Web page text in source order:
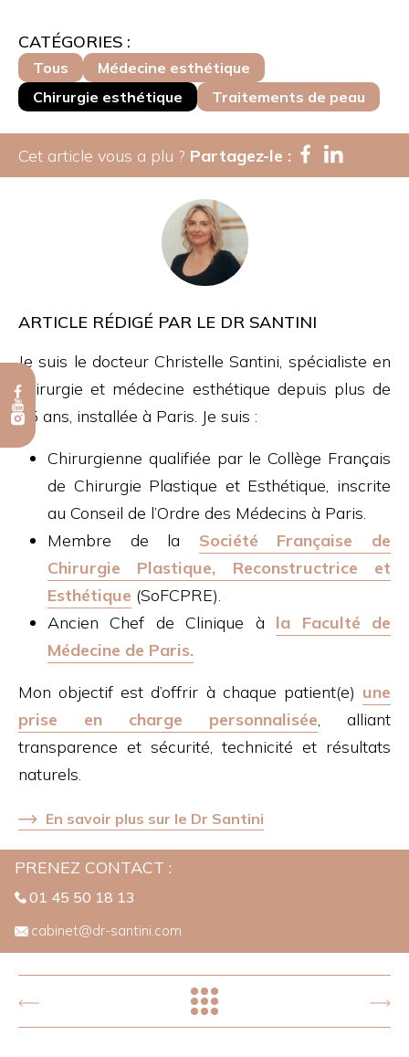
CATÉGORIES :
Tous
Médecine esthétique
Chirurgie esthétique
Traitements de peau
Cet article vous a plu ? Partagez-le :
ARTICLE RÉDIGÉ PAR LE DR SANTINI
Je suis le docteur Christelle Santini, spécialiste en
chirurgie et médecine esthétique depuis plus de
15 ans, installée à Paris. Je suis :
Chirurgienne qualifiée par le Collège Français
de Chirurgie Plastique et Esthétique, inscrite
au Conseil de l’Ordre des Médecins à Paris.
Membre de la Société Française de
Chirurgie Plastique, Reconstructrice et
Esthétique (SoFCPRE).
Ancien Chef de Clinique à la Faculté de
Médecine de Paris.
Mon objectif est d’offrir à chaque patient(e) une
prise en charge personnalisée, alliant
transparence et sécurité, technicité et résultats
naturels.
En savoir plus sur le Dr Santini
PRENEZ CONTACT :
01 45 50 18 13
cabinet@dr-santini.com